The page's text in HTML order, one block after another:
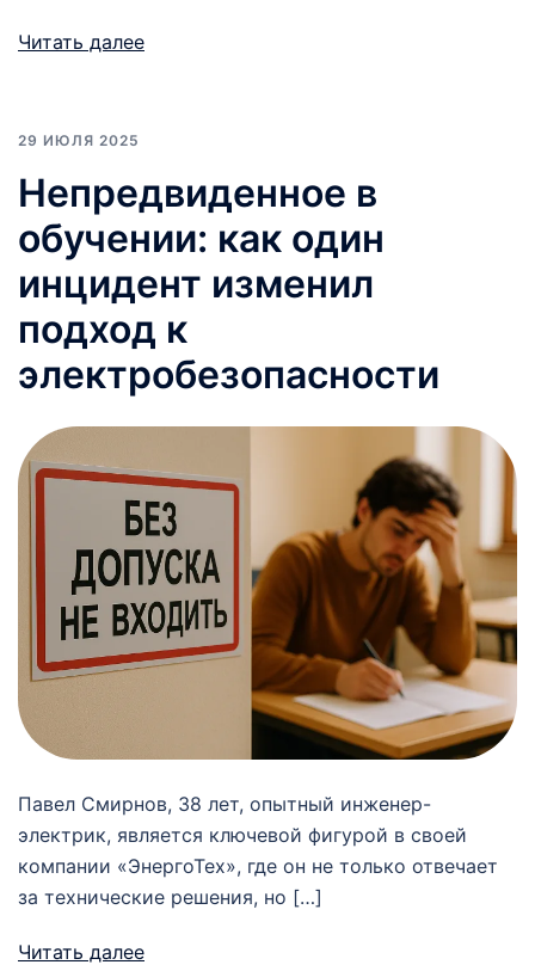
Читать далее
29 ИЮЛЯ 2025
Непредвиденное в
обучении: как один
инцидент изменил
подход к
электробезопасности
Павел Смирнов, 38 лет, опытный инженер-
электрик, является ключевой фигурой в своей
компании «ЭнергоТех», где он не только отвечает
за технические решения, но […]
Читать далее